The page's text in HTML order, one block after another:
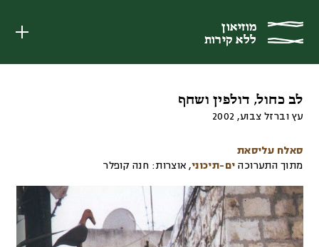
מוזיאון
ללא קירות
מוזיאון
ללא קירות
לב כחול, דולפין ושחף
עץ וברזל צבוע,
2002
סאלח עליסאת
מתוך התערוכה ים-תיכוני, אוצרות: חנה קופלר